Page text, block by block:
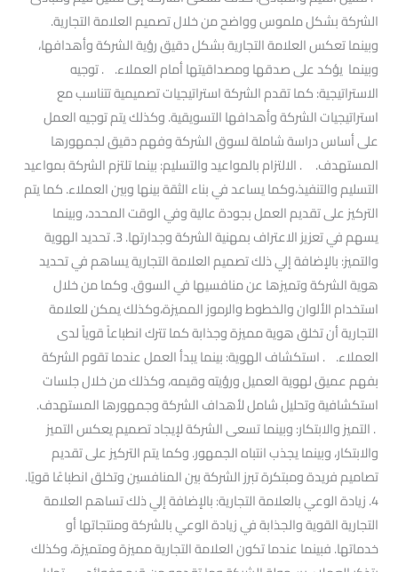
الشركة بشكل ملموس وواضح من خلال تصميم العلامة التجارية.
وبينما تعكس العلامة التجارية بشكل دقيق رؤية الشركة وأهدافها،
وبينما يؤكد على صدقها ومصداقيتها أمام العملاء. . توجيه
الاستراتيجية: كما تقدم الشركة استراتيجيات تصميمية تتناسب مع
استراتيجيات الشركة وأهدافها التسويقية. وكذلك يتم توجيه العمل
على أساس دراسة شاملة لسوق الشركة وفهم دقيق لجمهورها
المستهدف. . الالتزام بالمواعيد والتسليم: بينما تلتزم الشركة بمواعيد
التسليم والتنفيذ،وكما يساعد في بناء الثقة بينها وبين العملاء. كما يتم
التركيز على تقديم العمل بجودة عالية وفي الوقت المحدد، وبينما
يسهم في تعزيز الاعتراف بمهنية الشركة وجدارتها. 3. تحديد الهوية
والتميز: بالإضافة إلي ذلك تصميم العلامة التجارية يساهم في تحديد
هوية الشركة وتميزها عن منافسيها في السوق. وكما من خلال
استخدام الألوان والخطوط والرموز المميزة،وكذلك يمكن للعلامة
التجارية أن تخلق هوية مميزة وجذابة كما تترك انطباعاً قوياً لدى
العملاء. . استكشاف الهوية: بينما يبدأ العمل عندما تقوم الشركة
بفهم عميق لهوية العميل ورؤيته وقيمه، وكذلك من خلال جلسات
استكشافية وتحليل شامل لأهداف الشركة وجمهورها المستهدف.
. التميز والابتكار: وبينما تسعى الشركة لإيجاد تصميم يعكس التميز
والابتكار، وبينما يجذب انتباه الجمهور. وكما يتم التركيز على تقديم
تصاميم فريدة ومبتكرة تبرز الشركة بين المنافسين وتخلق انطباعًا قويًا.
4. زيادة الوعي بالعلامة التجارية: بالإضافة إلي ذلك تساهم العلامة
التجارية القوية والجذابة في زيادة الوعي بالشركة ومنتجاتها أو
خدماتها. فبينما عندما تكون العلامة التجارية مميزة ومتميزة، وكذلك